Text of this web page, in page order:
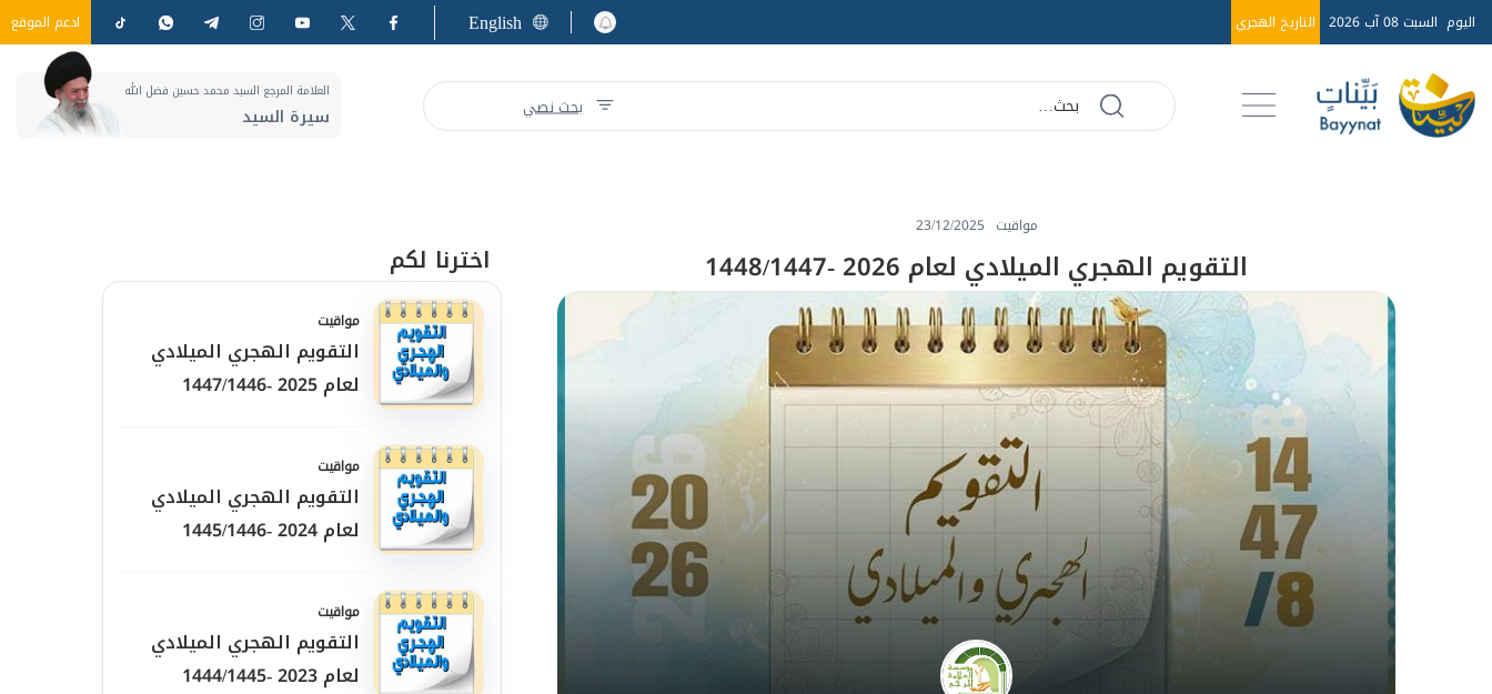
اليوم السبت 08 آب 2026 التاريخ الهجري English ادعم الموقع
بحث نصي
العلامة المرجع السيد محمد حسين فضل الله
سيرة السيد
مواقيت 23/12/2025
التقويم الهجري الميلادي لعام 2026 -1448/1447 اخترنا لكم
مواقيت
التقويم الهجري الميلادي
لعام 2025 -1447/1446
مواقيت
التقويم الهجري الميلادي
لعام 2024 -1445/1446
مواقيت
التقويم الهجري الميلادي
لعام 2023 -1444/1445